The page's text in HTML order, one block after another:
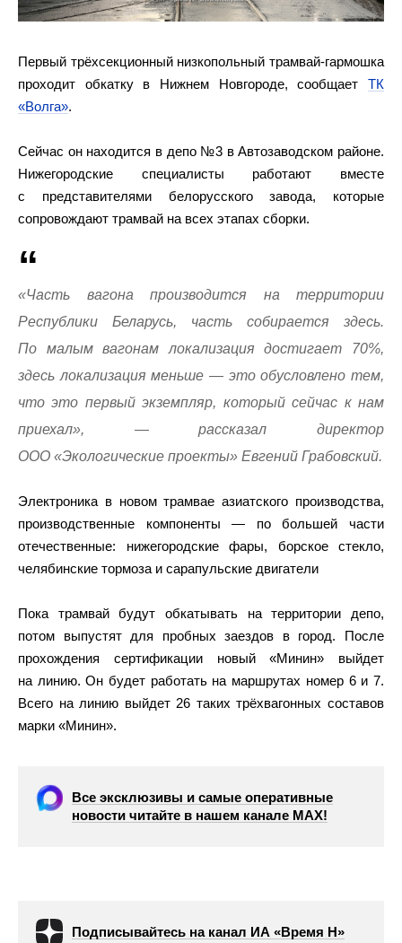
Первый трёхсекционный низкопольный трамвай-гармошка
проходит обкатку в Нижнем Новгороде, сообщает ТК
«Волга».
Сейчас он находится в депо №3 в Автозаводском районе.
Нижегородские специалисты работают вместе
с представителями белорусского завода, которые
сопровождают трамвай на всех этапах сборки.
«Часть вагона производится на территории
Республики Беларусь, часть собирается здесь.
По малым вагонам локализация достигает 70%,
здесь локализация меньше — это обусловлено тем,
что это первый экземпляр, который сейчас к нам
приехал», — рассказал директор
ООО «Экологические проекты» Евгений Грабовский.
Электроника в новом трамвае азиатского производства,
производственные компоненты — по большей части
отечественные: нижегородские фары, борское стекло,
челябинские тормоза и сарапульские двигатели
Пока трамвай будут обкатывать на территории депо,
потом выпустят для пробных заездов в город. После
прохождения сертификации новый «Минин» выйдет
на линию. Он будет работать на маршрутах номер 6 и 7.
Всего на линию выйдет 26 таких трёхвагонных составов
марки «Минин».
Все эксклюзивы и самые оперативные
новости читайте в нашем канале МАХ!
Подписывайтесь на канал ИА «Время Н»